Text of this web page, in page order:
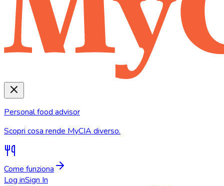
Personal food advisor
Scopri cosa rende MyCIA diverso.
Come funziona
Log inSign In